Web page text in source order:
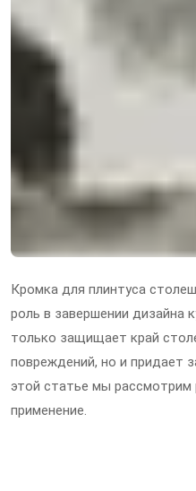
Кромка для плинтуса
роль в завершении дизайна
только защищает край
повреждений, но и придает
этой статье мы
применение.